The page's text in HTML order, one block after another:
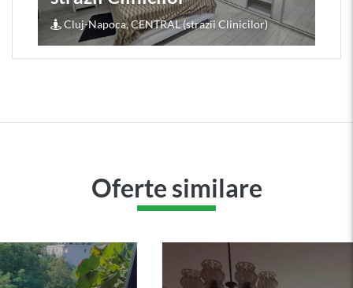
Cluj-Napoca, CENTRAL (strazii Clinicilor)
Oferte similare